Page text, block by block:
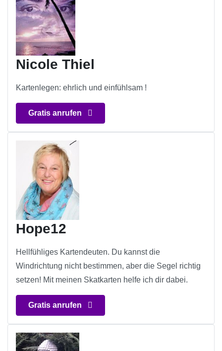
Nicole Thiel
Kartenlegen: ehrlich und einfühlsam !
Gratis anrufen
Hope12
Hellfühliges Kartendeuten. Du kannst die
Windrichtung nicht bestimmen, aber die Segel richtig
setzen! Mit meinen Skatkarten helfe ich dir dabei.
Gratis anrufen